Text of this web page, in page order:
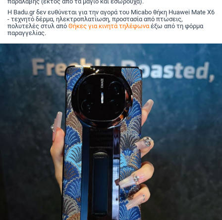
Η Badu.gr δεν ευθύνεται για την αγορά του Micabo θήκη Huawei Mate X6
- τεχνητό δέρμα, ηλεκτροπλατίωση, προστασία από πτώσεις,
πολυτελές στυλ από Θήκες για κινητά τηλέφωναέξω από τη φόρμα
παραγγελίας.